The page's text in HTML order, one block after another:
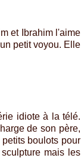
et Ibrahim l'aime
petit voyou. Elle
idiote à la télé.
de son père,
boulots pour
mais les